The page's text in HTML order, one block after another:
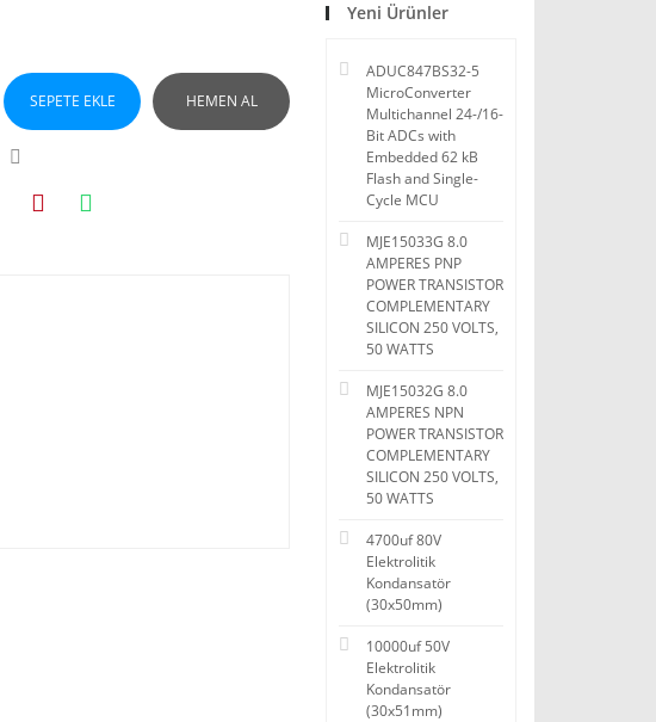
SEPETE EKLE HEMEN AL
Yeni Ürünler
ADUC847BS32-5
MicroConverter
Multichannel 24-/16-
Bit ADCs with
Embedded 62 kB
Flash and Single-
Cycle MCU
MJE15033G 8.0
AMPERES PNP
POWER TRANSISTOR
COMPLEMENTARY
SILICON 250 VOLTS,
50 WATTS
MJE15032G 8.0
AMPERES NPN
POWER TRANSISTOR
COMPLEMENTARY
SILICON 250 VOLTS,
50 WATTS
4700uf 80V
Elektrolitik
Kondansatör
(30x50mm)
10000uf 50V
Elektrolitik
Kondansatör
(30x51mm)